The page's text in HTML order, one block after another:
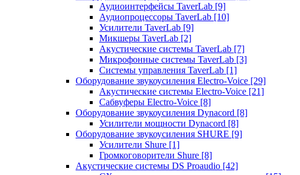
Аудиоинтерфейсы TaverLab [9]
Аудиопроцессоры TaverLab [10]
Усилители TaverLab [9]
Микшеры TaverLab [2]
Акустические системы TaverLab [7]
Микрофонные системы TaverLab [3]
Системы управления TaverLab [1]
Оборудование звукоусиления Electro-Voice [29]
Акустические системы Electro-Voice [21]
Сабвуферы Electro-Voice [8]
Оборудование звукоусиления Dynacord [8]
Усилители мощности Dynacord [8]
Оборудование звукоусиления SHURE [9]
Усилители Shure [1]
Громкоговорители Shure [8]
Акустические системы DS Proaudio [42]